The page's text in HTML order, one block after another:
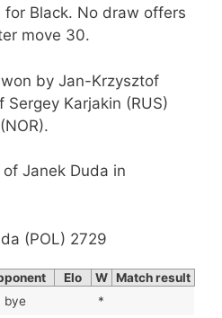
Black. No draw offers
move 30.
by Jan-Krzysztof
Sergey Karjakin (RUS)
Janek Duda in
(POL) 2729
Elo W Match result
bye *